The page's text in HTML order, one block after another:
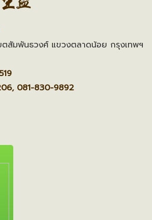
สัมพันธวงศ์ แขวงตลาดน้อย กรุงเทพฯ
081-830-9892